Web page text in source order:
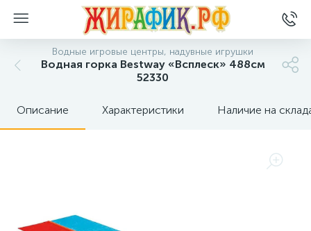
Водные игровые центры, надувные игрушки
Водная горка Bestway «Всплеск» 488см
52330
Описание Характеристики Наличие на